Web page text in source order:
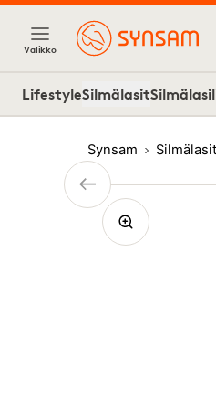
Valikko
LifestyleSilmälasit
Synsam Silmälasit